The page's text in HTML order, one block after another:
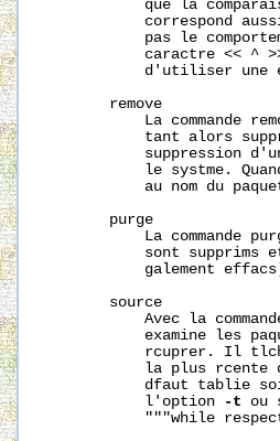
que la
correspond
pas le
caractre << ^
d'utiliser une
       remove
La commande
tant alors
suppression
le systme.
au nom du
       purge
La commande
sont supprims
galement
       source
Avec la
examine les
rcuprer. Il
la plus rcente
dfaut tablie
           l'option
-t ou
"""while